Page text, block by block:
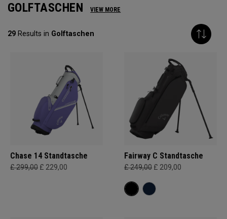
GOLFTASCHEN VIEW MORE
29 Results in Golftaschen
Chase 14 Standtasche
£ 299,00 £ 229,00
Fairway C Standtasche
£ 249,00 £ 209,00